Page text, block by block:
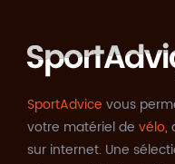
SportAdvice vous
votre matériel de vélo,
sur internet. Une